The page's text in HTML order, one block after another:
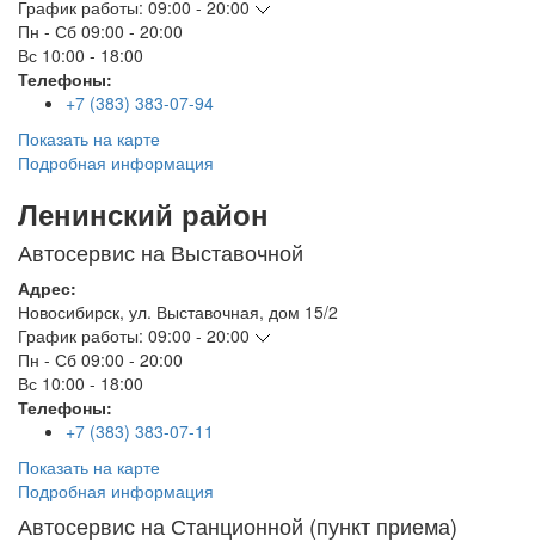
График работы: 09:00 - 20:00
Пн - Сб 09:00 - 20:00
Вс 10:00 - 18:00
Телефоны:
+7 (383) 383-07-94
Показать на карте
Подробная информация
Ленинский район
Автосервис на Выставочной
Адрес:
Новосибирск, ул. Выставочная, дом 15/2
График работы: 09:00 - 20:00
Пн - Сб 09:00 - 20:00
Вс 10:00 - 18:00
Телефоны:
+7 (383) 383-07-11
Показать на карте
Подробная информация
Автосервис на Станционной (пункт приема)